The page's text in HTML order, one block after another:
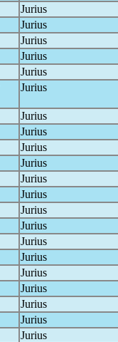
Jurius
Jurius
Jurius
Jurius
Jurius
Jurius
Jurius
Jurius
Jurius
Jurius
Jurius
Jurius
Jurius
Jurius
Jurius
Jurius
Jurius
Jurius
Jurius
Jurius
Jurius